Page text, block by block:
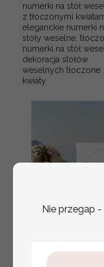
numerki na stół
z tłoczonymi
eleganckie numerki
stoły weselne,
numerki na stół
dekoracja stołów
weselnych tłoczone
kwiaty
Nie przegap